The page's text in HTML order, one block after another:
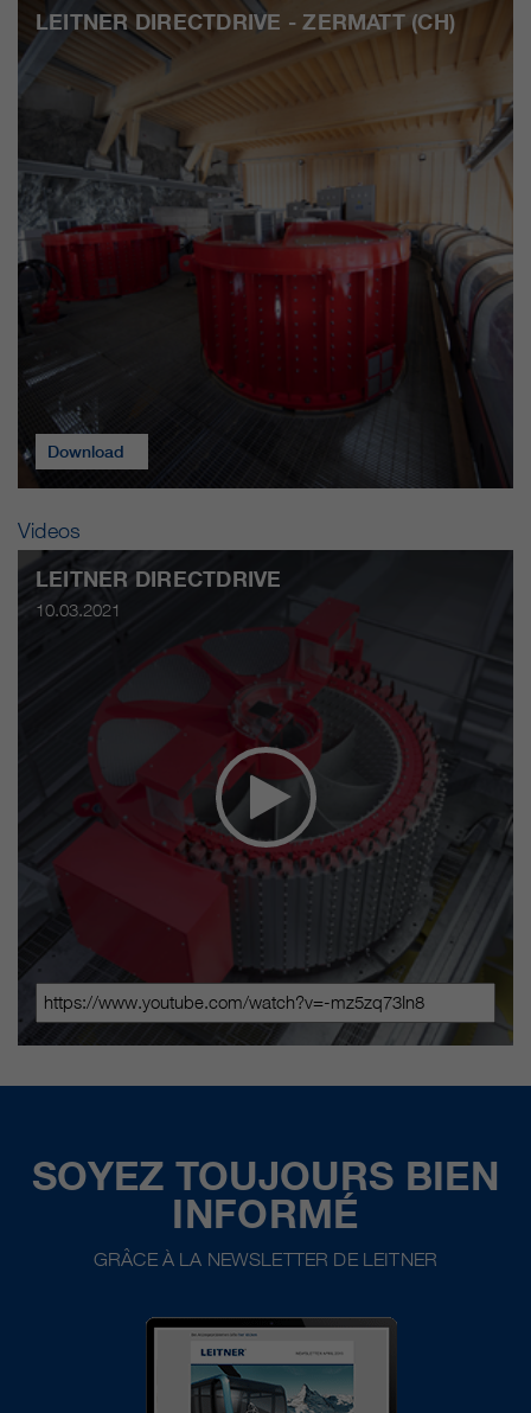
LEITNER DIRECTDRIVE - ZERMATT (CH)
Download
Videos
LEITNER DIRECTDRIVE
10.03.2021
SOYEZ TOUJOURS BIEN
INFORMÉ
GRÂCE À LA NEWSLETTER DE LEITNER